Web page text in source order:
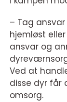
– Tag
hjemløst
ansvar og
Ved at
disse dyr får
omsorg.